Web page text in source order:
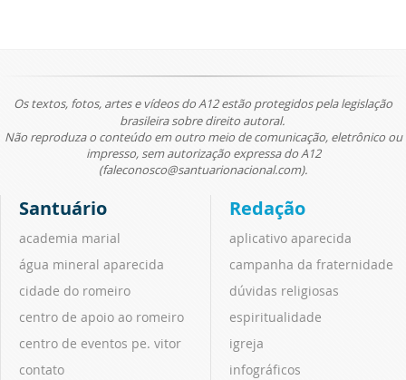
Os textos, fotos, artes e vídeos do A12 estão protegidos pela legislação
brasileira sobre direito autoral.
Não reproduza o conteúdo em outro meio de comunicação, eletrônico ou
impresso, sem autorização expressa do A12
(faleconosco@santuarionacional.com).
Santuário
academia marial
água mineral aparecida
cidade do romeiro
centro de apoio ao romeiro
centro de eventos pe. vitor
contato
Redação
aplicativo aparecida
campanha da fraternidade
dúvidas religiosas
espiritualidade
igreja
infográficos